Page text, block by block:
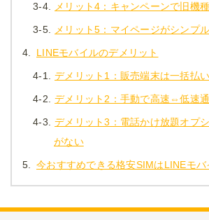
3-4. メリット4：キャンペーンで旧機
3-5. メリット5：マイページがシンプ
4. LINEモバイルのデメリット
4-1. デメリット1：販売端末は一括払
4-2. デメリット2：手動で高速⇔低速
4-3.
デメリット3：電話かけ放題オプ
がない
5. 今おすすめできる格安SIMはLINEモバ